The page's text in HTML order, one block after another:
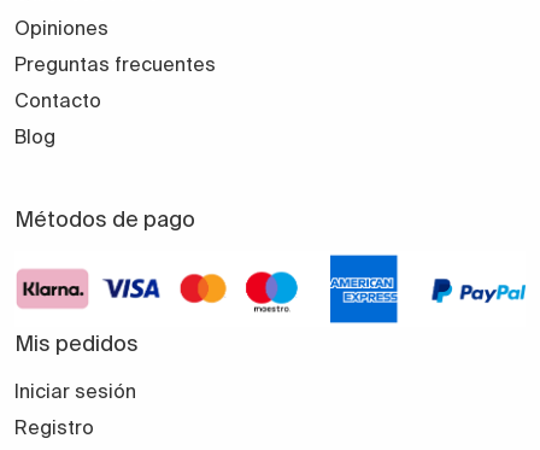
Opiniones
Preguntas frecuentes
Contacto
Blog
Métodos de pago
Mis pedidos
Iniciar sesión
Registro